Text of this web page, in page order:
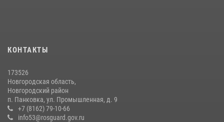
Росгвардейцы из Великого Новгорода стали призерами в личном
спортивному самбо
04 августа 2026, 11:42
Новгородские росгвардейцы рассказали о службе детям из летнего
лагеря «Волынь»
КОНТАКТЫ
173526
Новгородская область,
Новгородский район
п. Панковка, ул. Промышленная, д. 9
+7 (8162) 79-10-66
info53@rosguard.gov.ru